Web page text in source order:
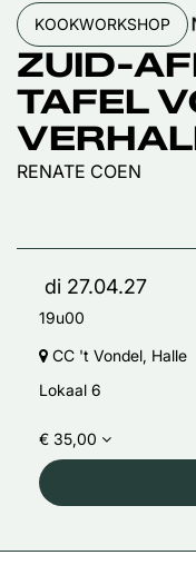
KOOKWORKSHOP
ZUID-
TAFEL
RENATE COEN
di 27.04.27
19u00
CC 't Vondel, Halle
Lokaal 6
€ 35,00